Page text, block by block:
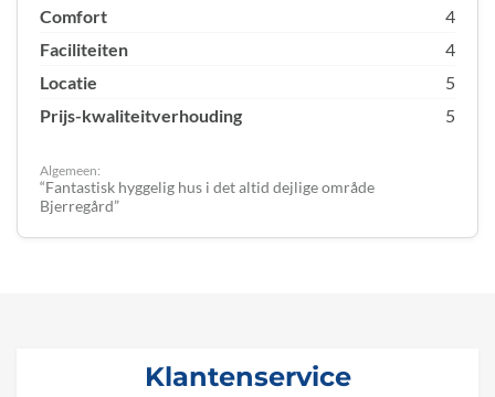
Comfort
4
Faciliteiten
4
Locatie
5
Prijs-kwaliteitverhouding
5
Algemeen:
Fantastisk hyggelig hus i det altid dejlige område
Bjerregård
Klantenservice